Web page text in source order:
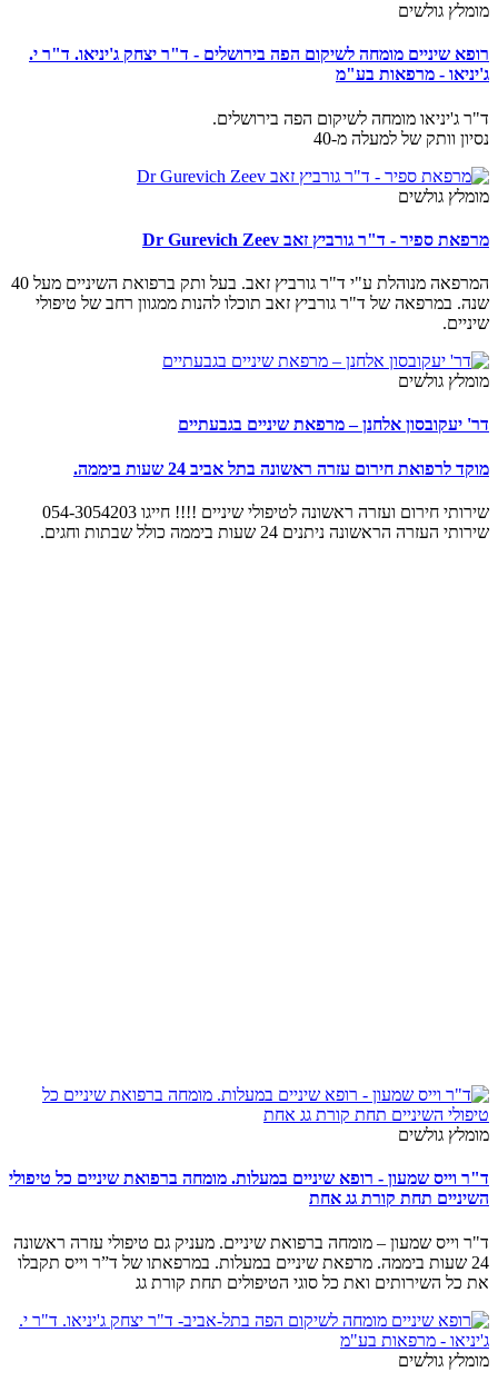
מומלץ גולשים
רופא שיניים מומחה לשיקום הפה בירושלים - ד"ר יצחק ג'יניאו. ד"ר י.
ג'יניאו - מרפאות בע"מ
ד"ר ג'יניאו מומחה לשיקום הפה בירושלים.
נסיון וותק של למעלה מ-40
מומלץ גולשים
מרפאת ספיר - ד"ר גורביץ זאב Dr Gurevich Zeev
המרפאה מנוהלת ע"י ד"ר גורביץ זאב. בעל ותק ברפואת השיניים מעל 40
שנה. במרפאה של ד"ר גורביץ זאב תוכלו להנות ממגוון רחב של טיפולי
שיניים.
מומלץ גולשים
דר' יעקובסון אלחנן – מרפאת שיניים בגבעתיים
מוקד לרפואת חירום עזרה ראשונה בתל אביב 24 שעות ביממה.
שירותי חירום ועזרה ראשונה לטיפולי שיניים !!!! חייגו 054-3054203
שירותי העזרה הראשונה ניתנים 24 שעות ביממה כולל שבתות וחגים.
מומלץ גולשים
ד"ר וייס שמעון - רופא שיניים במעלות. מומחה ברפואת שיניים כל טיפולי
השיניים תחת קורת גג אחת
ד"ר וייס שמעון – מומחה ברפואת שיניים. מעניק גם טיפולי עזרה ראשונה
24 שעות ביממה. מרפאת שיניים במעלות. במרפאתו של ד”ר וייס תקבלו
את כל השירותים ואת כל סוגי הטיפולים תחת קורת גג
מומלץ גולשים